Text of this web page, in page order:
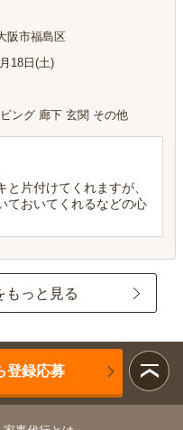
阪市福島区
18日(土)
ング 廊下 玄関 その他
片付けてくれますが、
ておいてくれるなどの心
もっと見る
登録応募